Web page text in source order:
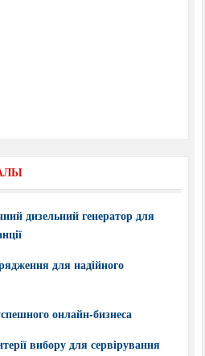
дизельний генератор для
для надійного
онлайн-бизнеса
вибору для сервірування